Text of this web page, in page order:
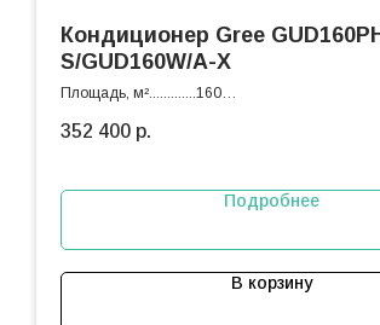
Кондиционер Gree
S/GUD160W/A-Х
Площадь, м².............160
352 400 р.
Подробнее
В корзину